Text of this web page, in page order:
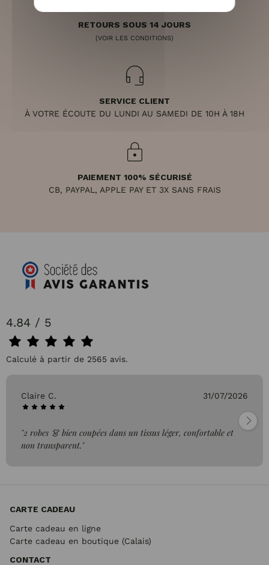
RETOURS SOUS 14 JOURS
(VOIR LES CONDITIONS)
SERVICE CLIENT
À VOTRE ÉCOUTE DU LUNDI AU SAMEDI DE 10H À 18H
PAIEMENT 100% SÉCURISÉ
CB, PAYPAL, APPLE PAY ET 3X SANS FRAIS
4.84 / 5
Calculé à partir de 2565 avis.
Claire C. 31/07/2026
"2 robes 👗 bien coupées dans un tissus léger, confortable et
non transparent."
CARTE CADEAU
Carte cadeau en ligne
Carte cadeau en boutique (Calais)
CONTACT